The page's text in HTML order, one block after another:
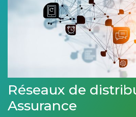
Réseaux de
Assurance